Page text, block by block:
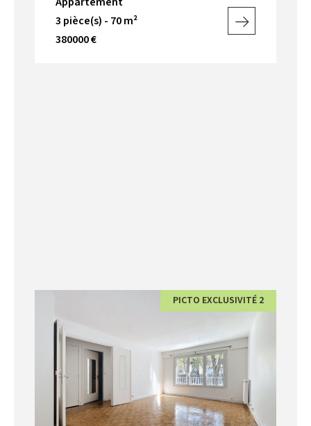
3 pièce(s) - 70 m²
380000 €
PICTO EXCLUSIVITÉ 2